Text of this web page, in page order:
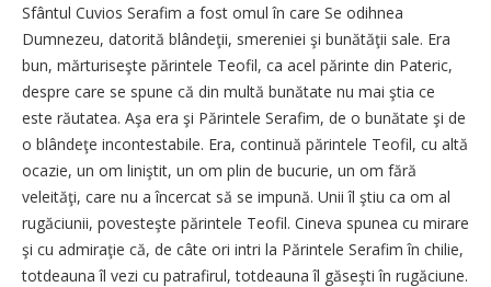
Sfântul Cuvios Serafim a fost omul în care Se odihnea
Dumnezeu, datorită blândeţii, smereniei şi bunătăţii sale. Era
bun, mărturiseşte părintele Teofil, ca acel părinte din Pateric,
despre care se spune că din multă bunătate nu mai ştia ce
este răutatea. Aşa era şi Părintele Serafim, de o bunătate şi de
o blândeţe incontestabile. Era, continuă părintele Teofil, cu altă
ocazie, un om liniştit, un om plin de bucurie, un om fără
veleităţi, care nu a încercat să se impună. Unii îl ştiu ca om al
rugăciunii, povesteşte părintele Teofil. Cineva spunea cu mirare
şi cu admiraţie că, de câte ori intri la Părintele Serafim în chilie,
totdeauna îl vezi cu patrafirul, totdeauna îl găseşti în rugăciune.